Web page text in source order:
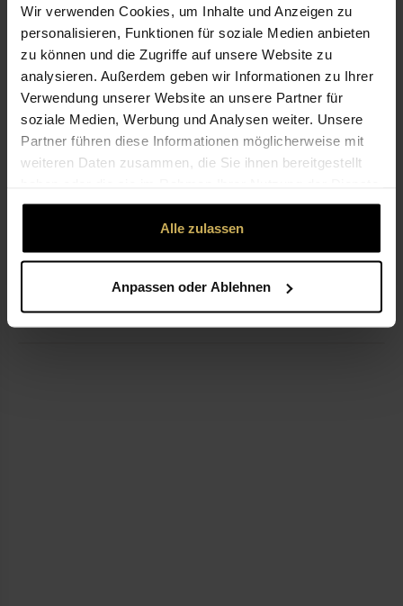
Wir verwenden Cookies, um Inhalte und Anzeigen zu
personalisieren, Funktionen für soziale Medien anbieten
zu können und die Zugriffe auf unsere Website zu
analysieren. Außerdem geben wir Informationen zu Ihrer
Verwendung unserer Website an unsere Partner für
soziale Medien, Werbung und Analysen weiter. Unsere
Partner führen diese Informationen möglicherweise mit
weiteren Daten zusammen, die Sie ihnen bereitgestellt
gesammelt haben.
Alle zulassen
Anpassen oder Ablehnen
Blumen Christian Heller
Blumen Christian Heller
Rellinghauser Str. 272b
45136 Essen
0201-25 24 33
blumenheller@t-online.de
ÖFFNUNGSZEITEN
LEISTUNGEN